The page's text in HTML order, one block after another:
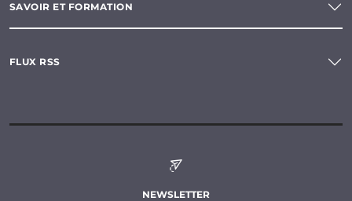
SAVOIR ET FORMATION
FLUX RSS
NEWSLETTER